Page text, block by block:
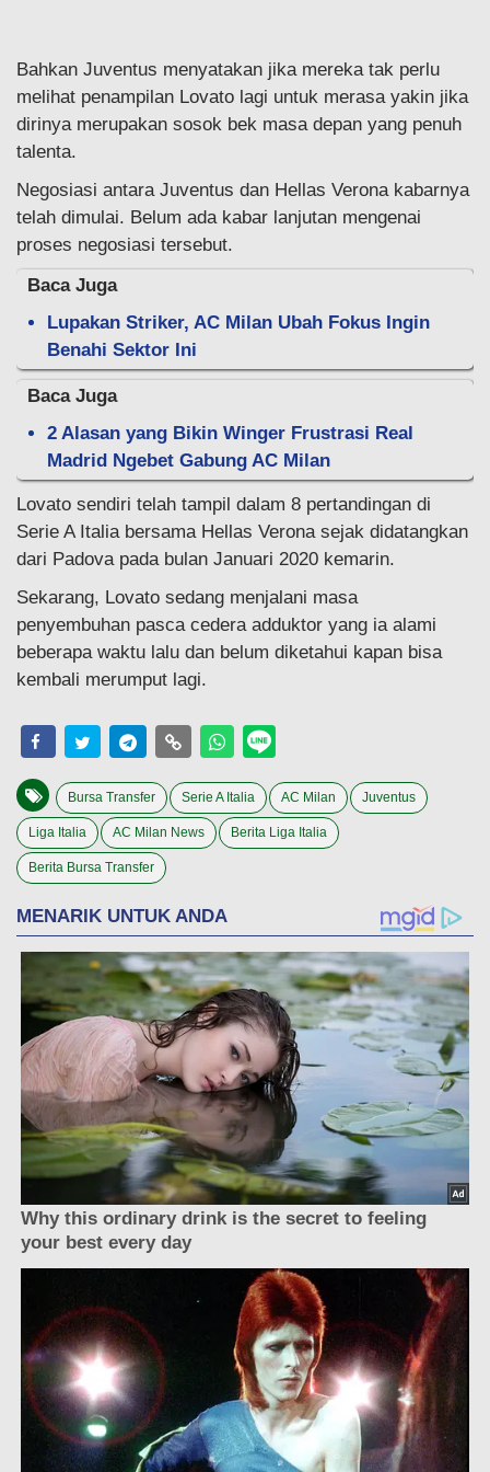
Bahkan Juventus menyatakan jika mereka tak perlu
melihat penampilan Lovato lagi untuk merasa yakin jika
dirinya merupakan sosok bek masa depan yang penuh
talenta.
Negosiasi antara Juventus dan Hellas Verona kabarnya
telah dimulai. Belum ada kabar lanjutan mengenai
proses negosiasi tersebut.
Baca Juga
Lupakan Striker, AC Milan Ubah Fokus Ingin
Benahi Sektor Ini
Baca Juga
2 Alasan yang Bikin Winger Frustrasi Real
Madrid Ngebet Gabung AC Milan
Lovato sendiri telah tampil dalam 8 pertandingan di
Serie A Italia bersama Hellas Verona sejak didatangkan
dari Padova pada bulan Januari 2020 kemarin.
Sekarang, Lovato sedang menjalani masa
penyembuhan pasca cedera adduktor yang ia alami
beberapa waktu lalu dan belum diketahui kapan bisa
kembali merumput lagi.
Bursa Transfer Serie A Italia AC Milan Juventus
Liga Italia AC Milan News Berita Liga Italia
Berita Bursa Transfer